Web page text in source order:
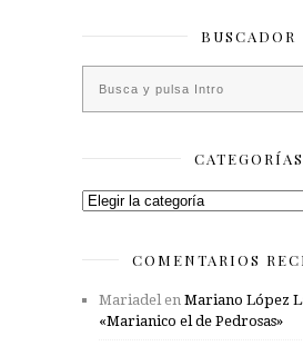
BUSCADOR
CATEGORÍAS
Categorías
COMENTARIOS
Mariadel en Mariano López
«Marianico el de Pedrosas»